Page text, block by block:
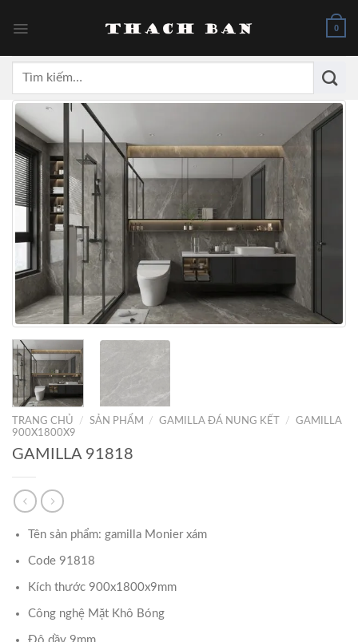
0
kiếm:
TRANG CHỦ / SẢN PHẨM / GAMILLA ĐÁ NUNG KẾT /
GAMILLA
900X1800X9
GAMILLA 91818
Tên sản phẩm: gamilla Monier xám
Code 91818
Kích thước 900x1800x9mm
Công nghệ Mặt Khô Bóng